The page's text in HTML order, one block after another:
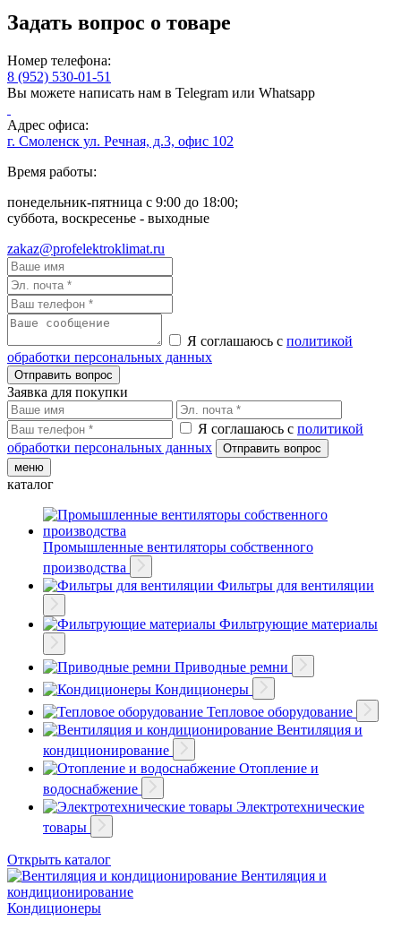
Задать вопрос о товаре
Номер телефона:
8 (952) 530-01-51
Вы можете написать нам в Telegram или Whatsapp
Адрес офиса:
г. Смоленск ул. Речная, д.3, офис 102
Время работы:
понедельник-пятница с 9:00 до 18:00;
суббота, воскресенье - выходные
zakaz@profelektroklimat.ru
Я соглашаюсь с политикой
обработки персональных данных
Заявка для покупки
Я соглашаюсь с политикой
обработки персональных данных
меню
каталог
Промышленные вентиляторы собственного
производства
Фильтры для вентиляции
Фильтрующие материалы
Приводные ремни
Кондиционеры
Тепловое оборудование
Вентиляция и
кондиционирование
Отопление и
водоснабжение
Электротехнические
товары
Открыть каталог
Вентиляция и
кондиционирование
Кондиционеры